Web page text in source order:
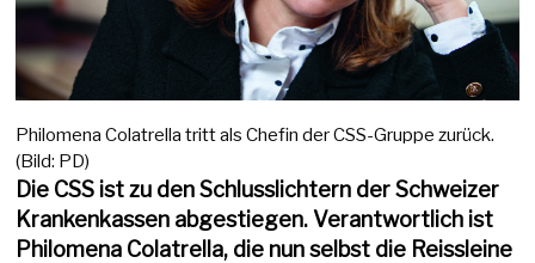
Philomena Colatrella tritt als Chefin der CSS-Gruppe zurück.
(Bild: PD)
Die CSS ist zu den Schlusslichtern der Schweizer
Krankenkassen abgestiegen. Verantwortlich ist
Philomena Colatrella, die nun selbst die Reissleine